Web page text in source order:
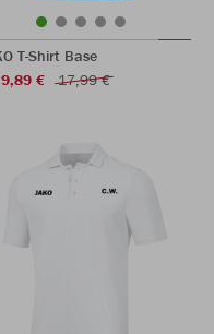
T-Shirt Base
€
17,99 €